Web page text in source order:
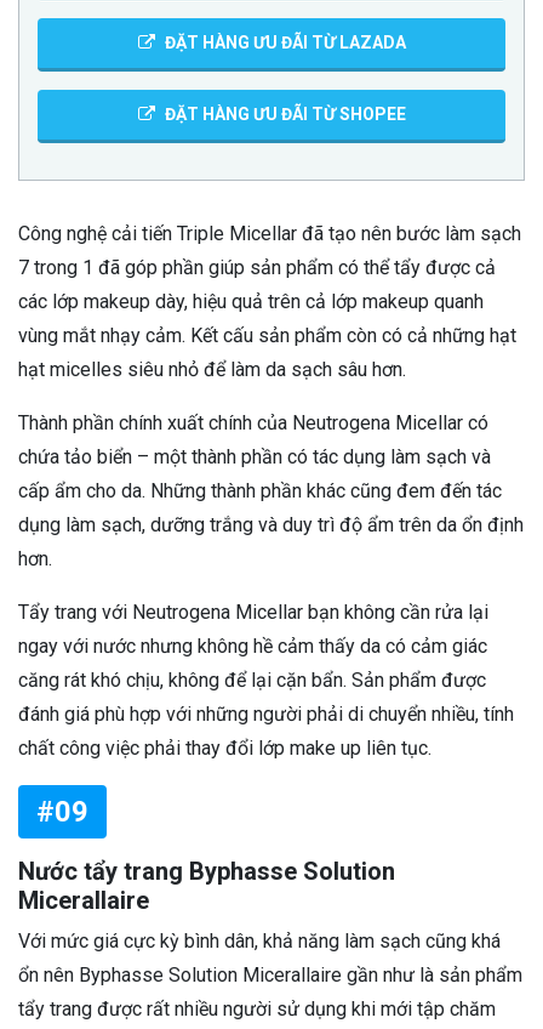
ĐẶT HÀNG ƯU ĐÃI TỪ LAZADA
ĐẶT HÀNG ƯU ĐÃI TỪ SHOPEE
Công nghệ cải tiến Triple Micellar đã tạo nên bước làm sạch
7 trong 1 đã góp phần giúp sản phẩm có thể tẩy được cả
các lớp makeup dày, hiệu quả trên cả lớp makeup quanh
vùng mắt nhạy cảm. Kết cấu sản phẩm còn có cả những hạt
hạt micelles siêu nhỏ để làm da sạch sâu hơn.
Thành phần chính xuất chính của Neutrogena Micellar có
chứa tảo biển – một thành phần có tác dụng làm sạch và
cấp ẩm cho da. Những thành phần khác cũng đem đến tác
dụng làm sạch, dưỡng trắng và duy trì độ ẩm trên da ổn định
hơn.
Tẩy trang với Neutrogena Micellar bạn không cần rửa lại
ngay với nước nhưng không hề cảm thấy da có cảm giác
căng rát khó chịu, không để lại cặn bẩn. Sản phẩm được
đánh giá phù hợp với những người phải di chuyển nhiều, tính
chất công việc phải thay đổi lớp make up liên tục.
#09
Nước tẩy trang Byphasse Solution
Micerallaire
Với mức giá cực kỳ bình dân, khả năng làm sạch cũng khá
ổn nên Byphasse Solution Micerallaire gần như là sản phẩm
tẩy trang được rất nhiều người sử dụng khi mới tập chăm